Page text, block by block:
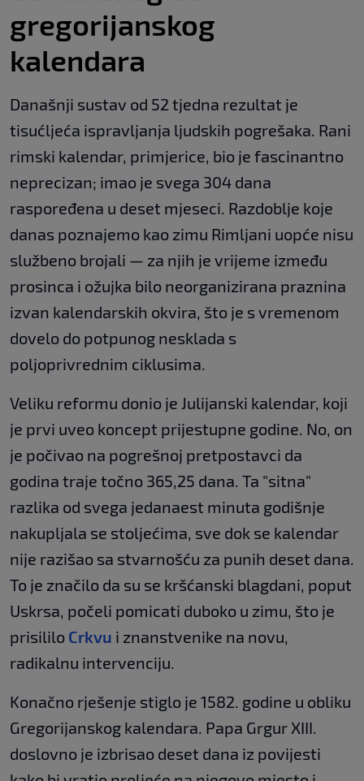
gregorijanskog
kalendara
Današnji sustav od 52 tjedna rezultat je
tisućljeća ispravljanja ljudskih pogrešaka. Rani
rimski kalendar, primjerice, bio je fascinantno
neprecizan; imao je svega 304 dana
raspoređena u deset mjeseci. Razdoblje koje
danas poznajemo kao zimu Rimljani uopće nisu
službeno brojali — za njih je vrijeme između
prosinca i ožujka bilo neorganizirana praznina
izvan kalendarskih okvira, što je s vremenom
dovelo do potpunog nesklada s
poljoprivrednim ciklusima.
Veliku reformu donio je Julijanski kalendar, koji
je prvi uveo koncept prijestupne godine. No, on
je počivao na pogrešnoj pretpostavci da
godina traje točno 365,25 dana. Ta "sitna"
razlika od svega jedanaest minuta godišnje
nakupljala se stoljećima, sve dok se kalendar
nije razišao sa stvarnošću za punih deset dana.
To je značilo da su se kršćanski blagdani, poput
Uskrsa, počeli pomicati duboko u zimu, što je
prisililo Crkvu i znanstvenike na novu,
radikalnu intervenciju.
Konačno rješenje stiglo je 1582. godine u obliku
Gregorijanskog kalendara. Papa Grgur XIII.
doslovno je izbrisao deset dana iz povijesti